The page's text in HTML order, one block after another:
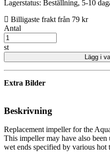
Lagerstatus: Beställning, 5-10
Billigaste frakt från 79 kr
Antal
st
Lägg i
Extra Bilder
Beskrivning
Replacement impeller for the
This impeller may have also
wet ends specified by various hot